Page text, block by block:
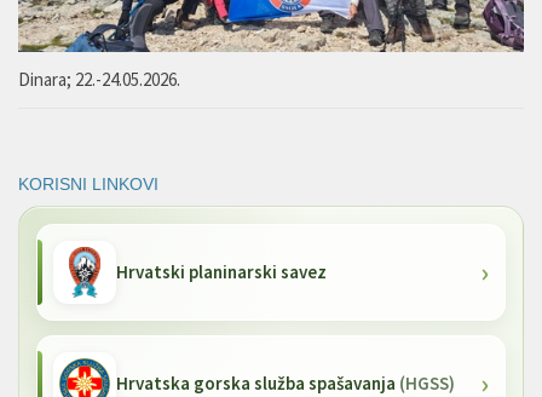
Dinara; 22.-24.05.2026.
KORISNI LINKOVI
Hrvatski planinarski savez
Hrvatska gorska služba spašavanja (HGSS)